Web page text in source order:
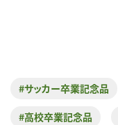
#サッカー卒業記念品
#高校卒業記念品